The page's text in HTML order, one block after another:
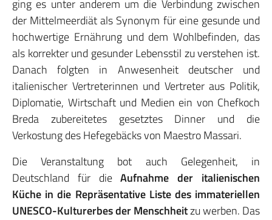
ging es unter anderem um die Verbindung zwischen
der Mittelmeerdiät als Synonym für eine gesunde und
hochwertige Ernährung und dem Wohlbefinden, das
als korrekter und gesunder Lebensstil zu verstehen ist.
Danach folgten in Anwesenheit deutscher und
italienischer Vertreterinnen und Vertreter aus Politik,
Diplomatie, Wirtschaft und Medien ein von Chefkoch
Breda zubereitetes gesetztes Dinner und die
Verkostung des Hefegebäcks von Maestro Massari.
Die Veranstaltung bot auch Gelegenheit, in
Deutschland für dieAufnahme der italienischen
Küche in die Repräsentative Liste des immateriellen
UNESCO-Kulturerbes der Menschheitzu werben. Das